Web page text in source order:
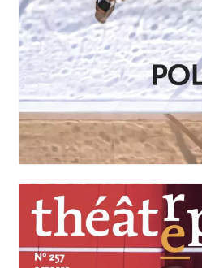
JANVIER-MARS 2026
N°258
Scènes polonaises